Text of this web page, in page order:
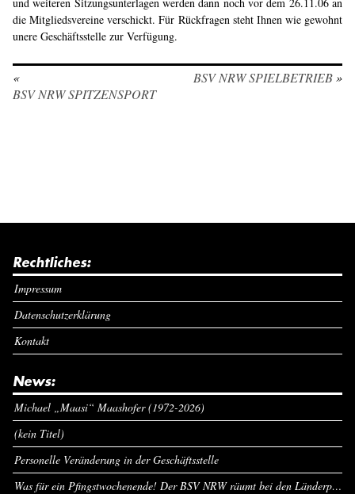
die Mitgliedsvereine verschickt. Für Rückfragen steht Ihnen wie gewohnt
unere Geschäftsstelle zur Verfügung.
«
BSV NRW SPITZENSPORT
BSV NRW SPIELBETRIEB»
Rechtliches:
Impressum
Datenschutzerklärung
Kontakt
News:
Michael „Maasi“ Maashofer (1972-2026)
(kein Titel)
Personelle Veränderung in der Geschäftsstelle
Was für ein Pfingstwochenende! Der BSV NRW räumt bei den Länderpokalen ab